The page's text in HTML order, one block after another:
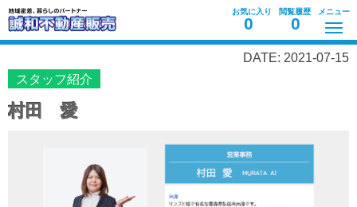
お気に入り
0
閲覧履歴
0
メニュー
DATE: 2021-07-15
スタッフ紹介
村田 愛